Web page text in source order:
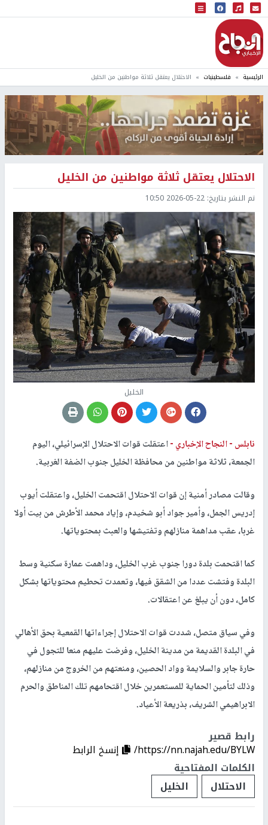
البث المباشر
إذاعة النجاح
الرئيسية فلسطينيات الاحتلال يعتقل ثلاثة مواطنين من الخليل
الاحتلال يعتقل ثلاثة مواطنين من الخليل
تم النشر بتاريخ: 2026-05-22 10:50
الخليل
نابلس -النجاح الإخباري -اعتقلت قوات الاحتلال الإسرائيلي، اليوم
الجمعة، ثلاثة مواطنين من محافظة الخليل جنوب الضفة الغربية.
وقالت مصادر أمنية إن قوات الاحتلال اقتحمت الخليل، واعتقلت أيوب
إدريس الجمل، وأمير جواد أبو شخيدم، وإياد محمد الأطرش من بيت أولا
غربا، عقب مداهمة منازلهم وتفتيشها والعبث بمحتوياتها.
كما اقتحمت بلدة دورا جنوب غرب الخليل، وداهمت عمارة سكنية وسط
البلدة وفتشت عددا من الشقق فيها، وتعمدت تحطيم محتوياتها بشكل
كامل، دون أن يبلغ عن اعتقالات.
وفي سياق متصل، شددت قوات الاحتلال إجراءاتها القمعية بحق الأهالي
في البلدة القديمة من مدينة الخليل، وفرضت عليهم منعا للتجول في
حارة جابر والسلايمة وواد الحصين، ومنعتهم من الخروج من منازلهم،
وذلك لتأمين الحماية للمستعمرين خلال اقتحامهم تلك المناطق والحرم
الابراهيمي الشريف، بذريعة الأعياد.
رابط قصير
https://nn.najah.edu/BYLW/
إنسخ الرابط
الكلمات المفتاحية
الاحتلال
الخليل